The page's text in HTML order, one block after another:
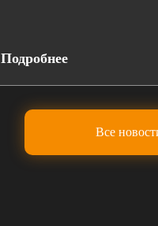
Подробнее
Все